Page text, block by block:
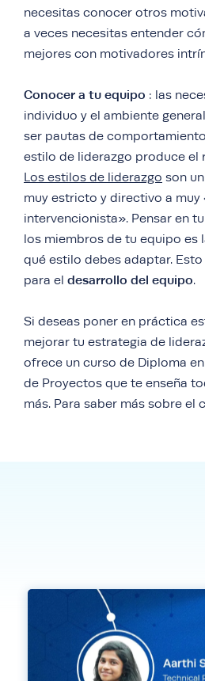
necesitas conocer otros
a veces necesitas entender
mejores con motivadores
Conocer a tu equipo : las
individuo y el ambiente
ser pautas de
estilo de liderazgo produce el
Los estilos de liderazgo son
muy estricto y directivo a muy
intervencionista». Pensar en
los miembros de tu equipo es
qué estilo debes adaptar.
para el desarrollo del equipo.
Si deseas poner en práctica
mejorar tu estrategia de
ofrece un curso de Diploma
de Proyectos que te enseña
más. Para saber más sobre el